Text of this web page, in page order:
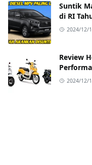
Suntik
di RI
2024/12/
Review
2024/12/